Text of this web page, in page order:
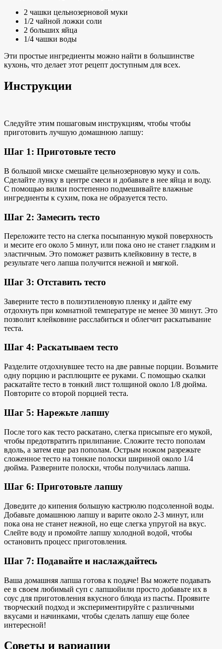
2 чашки цельнозерновой муки
1/2 чайной ложки соли
2 больших яйца
1/4 чашки воды
Эти простые ингредиенты можно найти в большинстве
кухонь, что делает этот рецепт доступным для всех.
Инструкции
Следуйте этим пошаговым инструкциям, чтобы чтобы
приготовить лучшую домашнюю лапшу:
Шаг 1: Приготовьте тесто
В большой миске смешайте цельнозерновую муку и соль.
Сделайте лунку в центре смеси и добавьте в нее яйца и воду.
С помощью вилки постепенно подмешивайте влажные
ингредиенты к сухим, пока не образуется тесто.
Шаг 2: Замесить тесто
Переложите тесто на слегка посыпанную мукой поверхность
и месите его около 5 минут, или пока оно не станет гладким и
эластичным. Это поможет развить клейковину в тесте, в
результате чего лапша получится нежной и мягкой.
Шаг 3: Отставить тесто
Заверните тесто в полиэтиленовую пленку и дайте ему
отдохнуть при комнатной температуре не менее 30 минут. Это
позволит клейковине расслабиться и облегчит раскатывание
теста.
Шаг 4: Раскатываем тесто
Разделите отдохнувшее тесто на две равные порции. Возьмите
одну порцию и расплющите ее руками. С помощью скалки
раскатайте тесто в тонкий лист толщиной около 1/8 дюйма.
Повторите со второй порцией теста.
Шаг 5: Нарежьте лапшу
После того как тесто раскатано, слегка присыпьте его мукой,
чтобы предотвратить прилипание. Сложите тесто пополам
вдоль, а затем еще раз пополам. Острым ножом разрежьте
сложенное тесто на тонкие полоски шириной около 1/4
дюйма. Разверните полоски, чтобы получилась лапша.
Шаг 6: Приготовьте лапшу
Доведите до кипения большую кастрюлю подсоленной воды.
Добавьте домашнюю лапшу и варите около 2-3 минут, или
пока она не станет нежной, но еще слегка упругой на вкус.
Слейте воду и промойте лапшу холодной водой, чтобы
остановить процесс приготовления.
Шаг 7: Подавайте и наслаждайтесь
Ваша домашняя лапша готова к подаче! Вы можете подавать
ее в своем любимый суп с лапшойили просто добавьте их в
соус для приготовления вкусного блюда из пасты. Проявите
творческий подход и экспериментируйте с различными
вкусами и начинками, чтобы сделать лапшу еще более
интересной!
Советы и вариации